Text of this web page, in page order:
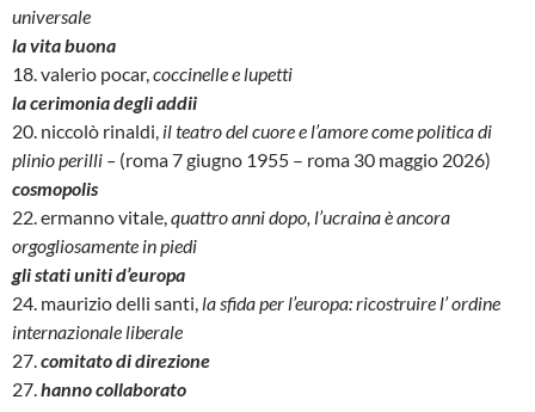
universale
la vita buona
18. valerio pocar,coccinelle e lupetti
la cerimonia degli addii
20. niccolò rinaldi, il teatro del cuore e l’amore come politica di
plinio perilli – (roma 7 giugno 1955 – roma 30 maggio 2026)
cosmopolis
22. ermanno vitale,quattro anni dopo, l’ucraina è ancora
orgogliosamente in piedi
gli stati uniti d’europa
24. maurizio delli santi, la sfida per l’europa: ricostruire l’ ordine
internazionale liberale
27.comitato di direzione
27.hanno collaborato